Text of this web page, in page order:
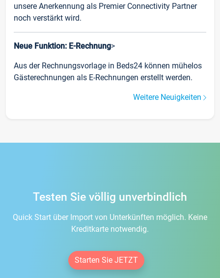
unsere Anerkennung als Premier Connectivity Partner
noch verstärkt wird.
Neue Funktion: E-Rechnung>
Aus der Rechnungsvorlage in Beds24 können mühelos
Gästerechnungen als E-Rechnungen erstellt werden.
Weitere Neuigkeiten
Testen Sie völlig unverbindlich
Quick Start über Import von Unterkünften möglich. Keine
Kreditkarte notwendig.
Starten Sie JETZT